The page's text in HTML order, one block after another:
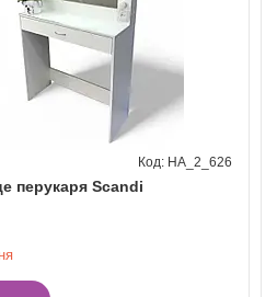
перукаря Scandi
HA_2_626